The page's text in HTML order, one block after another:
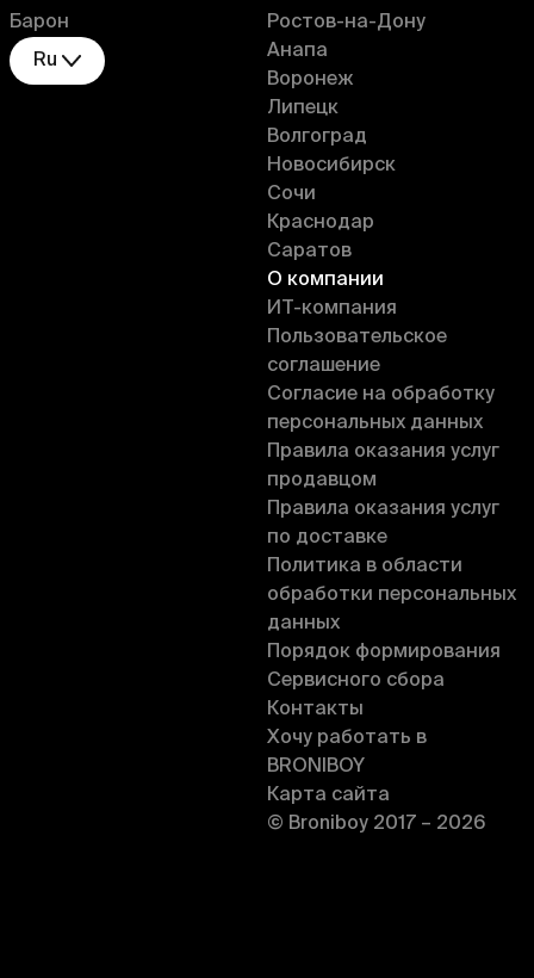
Барон
Ru
Ростов-на-Дону
Анапа
Воронеж
Липецк
Волгоград
Новосибирск
Сочи
Краснодар
Саратов
О компании
ИT-компания
Пользовательское
соглашение
Согласие на обработку
персональных данных
Правила оказания услуг
продавцом
Правила оказания услуг
по доставке
Политика в области
обработки персональных
данных
Порядок формирования
Сервисного сбора
Контакты
Хочу работать в
BRONIBOY
Карта сайта
© Broniboy 2017 – 2026